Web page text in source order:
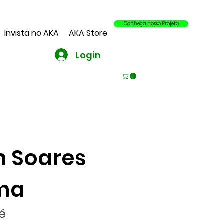
Invista no AKA AKA Store
Conheça nosso Projeto
Login
Soares